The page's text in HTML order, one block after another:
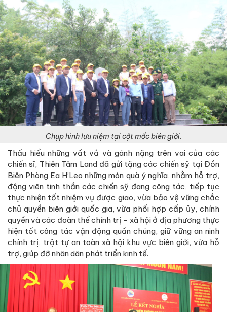
Chụp hình lưu niệm tại cột mốc biên giới.
Thấu hiểu những vất vả và gánh nặng trên vai của các
chiến sĩ, Thiên Tâm Land đã gửi tặng các chiến sỹ tại Đồn
Biên Phòng Ea H’Leo những món quà ý nghĩa, nhằm hỗ trợ,
động viên tinh thần các chiến sỹ đang công tác, tiếp tục
thực nhiện tốt nhiệm vụ được giao, vừa bảo vệ vững chắc
chủ quyền biên giới quốc gia, vừa phối hợp cấp ủy, chính
quyền và các đoàn thể chính trị - xã hội ở địa phương thực
hiện tốt công tác vận động quần chúng, giữ vững an ninh
chính trị, trật tự an toàn xã hội khu vực biên giới, vừa hỗ
trợ, giúp đỡ nhân dân phát triển kinh tế.